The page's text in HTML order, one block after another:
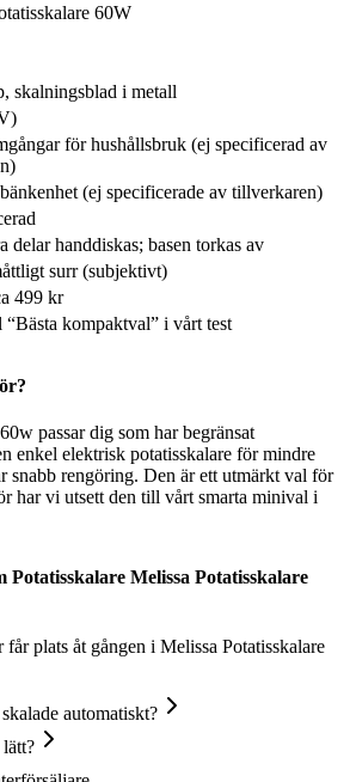
60W
skalningsblad i metall
för hushållsbruk (ej specificerad av
(ej specificerade av tillverkaren)
delar handdiskas; basen torkas av
surr (subjektivt)
499 kr
kompaktval” i vårt test
passar dig som har begränsat
enkel elektrisk potatisskalare för mindre
snabb rengöring. Den är ett utmärkt val för
har vi utsett den till vårt smarta minival i
Potatisskalare Melissa Potatisskalare
får plats åt gången i Melissa Potatisskalare
automatiskt?